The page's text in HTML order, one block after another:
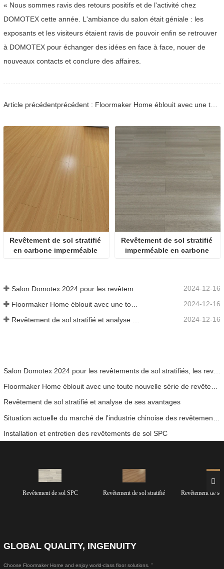
« Nous sommes ravis des retours positifs et de l'activité chez
DOMOTEX cette année. L'ambiance du salon était géniale : les
exposants et les visiteurs étaient ravis de pouvoir enfin se retrouver
à DOMOTEX pour échanger des idées en face à face, nouer de
nouveaux contacts et conclure des affaires.
Revêtement de sol stratifié
en carbone imperméable
Revêtement de sol stratifié
imperméable en carbone
2024-12-16
2024-12-16
Revêtement de sol stratifié et analyse de ses avantages 2024-12-16
Revêtement de sol stratifié et analyse de ses avantages
Installation et entretien des revêtements de sol SPC
Revêtement de sol SPC Revêtement de sol stratifié Revêtement de
GLOBAL QUALITY, INGENUITY
Choose Floormaker Home and enjoy world-class floor solutions. ”